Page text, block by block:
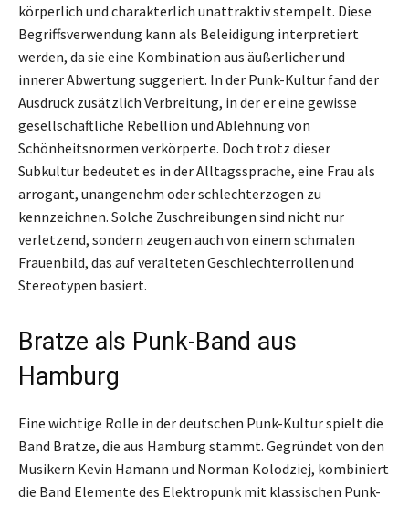
körperlich und charakterlich unattraktiv stempelt. Diese
Begriffsverwendung kann als Beleidigung interpretiert
werden, da sie eine Kombination aus äußerlicher und
innerer Abwertung suggeriert. In der Punk-Kultur fand der
Ausdruck zusätzlich Verbreitung, in der er eine gewisse
gesellschaftliche Rebellion und Ablehnung von
Schönheitsnormen verkörperte. Doch trotz dieser
Subkultur bedeutet es in der Alltagssprache, eine Frau als
arrogant, unangenehm oder schlechterzogen zu
kennzeichnen. Solche Zuschreibungen sind nicht nur
verletzend, sondern zeugen auch von einem schmalen
Frauenbild, das auf veralteten Geschlechterrollen und
Stereotypen basiert.
Bratze als Punk-Band aus
Hamburg
Eine wichtige Rolle in der deutschen Punk-Kultur spielt die
Band Bratze, die aus Hamburg stammt. Gegründet von den
Musikern Kevin Hamann und Norman Kolodziej, kombiniert
die Band Elemente des Elektropunk mit klassischen Punk-